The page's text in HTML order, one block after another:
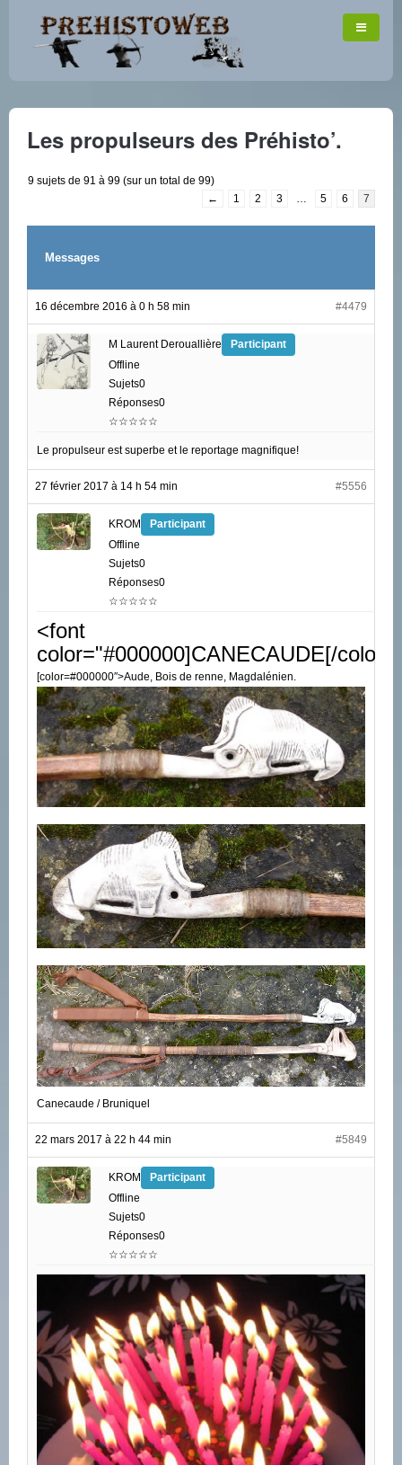
Les propulseurs des Préhisto’.
9 sujets de 91 à 99 (sur un total de 99)
←
1 2 3 … 5 6 7
Messages
16 décembre 2016 à 0 h 58 min #4479
M Laurent Derouallière
Participant
Offline
Sujets0
Réponses0
☆☆☆☆☆
Le propulseur est superbe et le reportage magnifique!
27 février 2017 à 14 h 54 min #5556
KROM
Participant
Offline
Sujets0
Réponses0
☆☆☆☆☆
<font
color="#000000]CANECAUDE[/color]
[color=#000000″>Aude, Bois de renne, Magdalénien.
Canecaude / Bruniquel
22 mars 2017 à 22 h 44 min #5849
KROM
Participant
Offline
Sujets0
Réponses0
☆☆☆☆☆